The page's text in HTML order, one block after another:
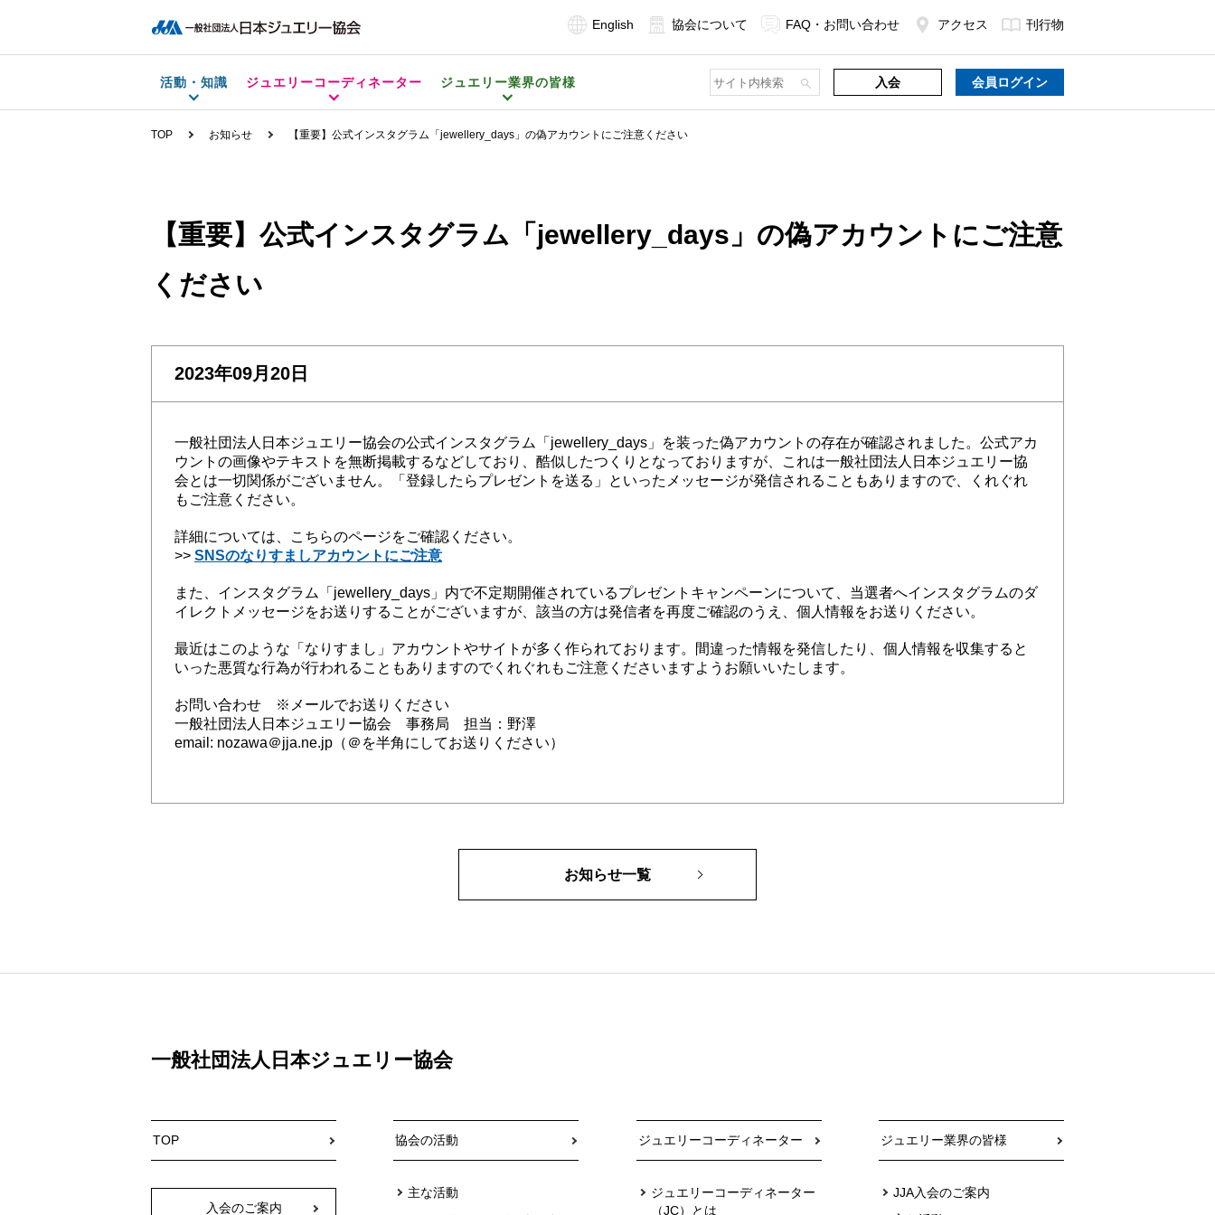
English 協会について FAQ・お問い合わせ アクセス 刊行物
活動・知識 ジュエリーコーディネーター ジュエリー業界の皆様 入会 会員ログイン
TOP お知らせ 【重要】公式インスタグラム「jewellery_days」の偽アカウントにご注意ください
【重要】公式インスタグラム「jewellery_days」の偽アカウントにご注意
ください
2023年09月20日
一般社団法人日本ジュエリー協会の公式インスタグラム「jewellery_days」を装った偽アカウントの存在が確認されました。公式アカ
ウントの画像やテキストを無断掲載するなどしており、酷似したつくりとなっておりますが、これは一般社団法人日本ジュエリー協
会とは一切関係がございません。「登録したらプレゼントを送る」といったメッセージが発信されることもありますので、くれぐれ
もご注意ください。
詳細については、こちらのページをご確認ください。
>> SNSのなりすましアカウントにご注意
また、インスタグラム「jewellery_days」内で不定期開催されているプレゼントキャンペーンについて、当選者へインスタグラムのダ
イレクトメッセージをお送りすることがございますが、該当の方は発信者を再度ご確認のうえ、個人情報をお送りください。
最近はこのような「なりすまし」アカウントやサイトが多く作られております。間違った情報を発信したり、個人情報を収集すると
いった悪質な行為が行われることもありますのでくれぐれもご注意くださいますようお願いいたします。
お問い合わせ ※メールでお送りください
一般社団法人日本ジュエリー協会 事務局 担当：野澤
email: nozawa＠jja.ne.jp（＠を半角にしてお送りください）
お知らせ一覧
一般社団法人日本ジュエリー協会
TOP
入会のご案内
協会の活動
主な活動
ジュエリーコーディネーター
ジュエリーコーディネーター
（JC）とは
ジュエリー業界の皆様
JJA入会のご案内